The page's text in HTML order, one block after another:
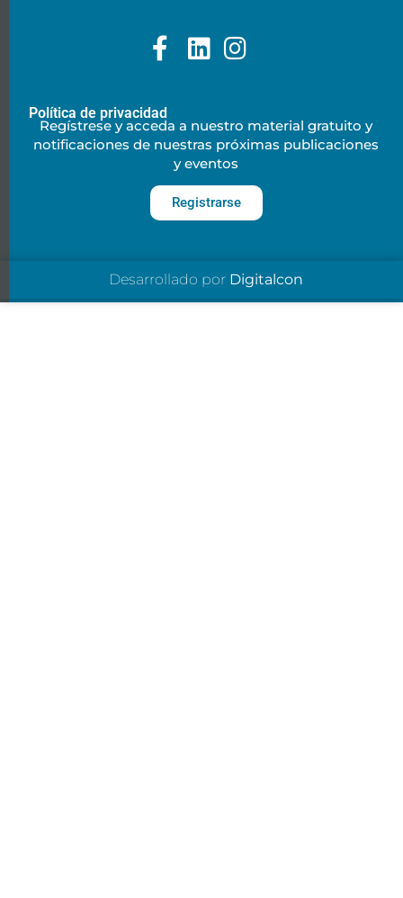
Política de privacidad
Regístrese y acceda a nuestro material gratuito y
notificaciones de nuestras próximas publicaciones
y eventos
Registrarse
Desarrollado por Digitalcon